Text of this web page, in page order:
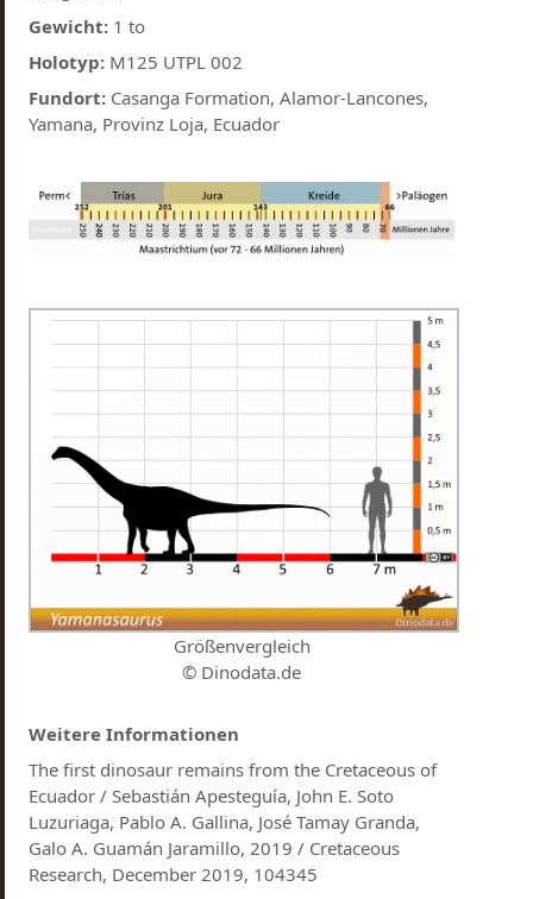
Gewicht: 1 to
Holotyp: M125 UTPL 002
Fundort: Casanga Formation, Alamor-Lancones,
Yamana, Provinz Loja, Ecuador
Größenvergleich
© Dinodata.de
Weitere Informationen
The first dinosaur remains from the Cretaceous of
Ecuador / Sebastián Apesteguía, John E. Soto
Luzuriaga, Pablo A. Gallina, José Tamay Granda,
Galo A. Guamán Jaramillo, 2019 / Cretaceous
Research, December 2019, 104345